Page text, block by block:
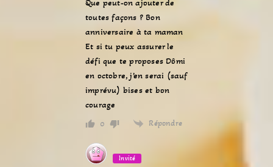
Que peut-on ajouter de
toutes façons ? Bon
anniversaire à ta maman
Et si tu peux assurer le
défi que te proposes Dômi
en octobre, j’en serai (sauf
imprévu) bises et bon
courage
0 Répondre
Invité